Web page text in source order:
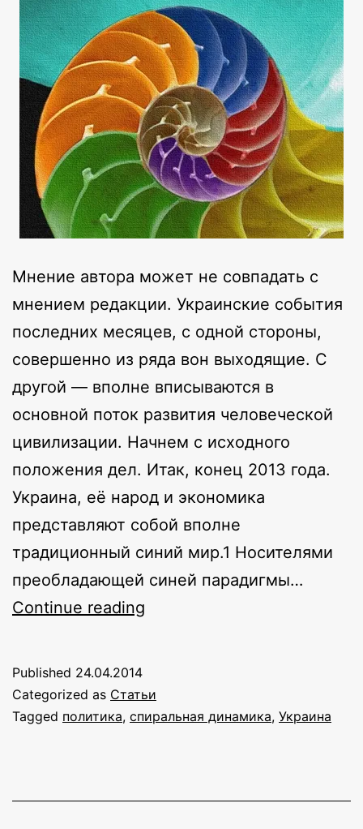
Мнение автора может не совпадать с
мнением редакции. Украинские события
последних месяцев, с одной стороны,
совершенно из ряда вон выходящие. С
другой — вполне вписываются в
основной поток развития человеческой
цивилизации. Начнем с исходного
положения дел. Итак, конец 2013 года.
Украина, её народ и экономика
представляют собой вполне
традиционный синий мир.1 Носителями
преобладающей синей парадигмы…
Continue reading
Published 24.04.2014
Categorized as Статьи
Tagged политика, спиральная динамика, Украина